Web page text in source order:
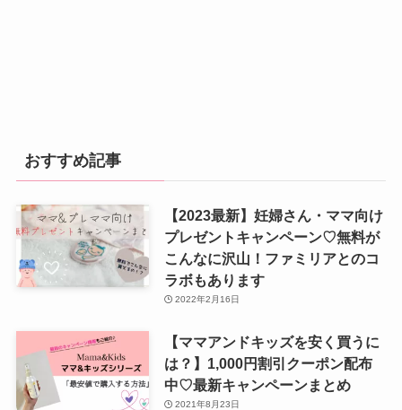
おすすめ記事
【2023最新】妊婦さん・ママ向け
プレゼントキャンペーン♡無料が
こんなに沢山！ファミリアとのコ
ラボもあります
2022年2月16日
【ママアンドキッズを安く買うに
は？】1,000円割引クーポン配布
中♡最新キャンペーンまとめ
2021年8月23日